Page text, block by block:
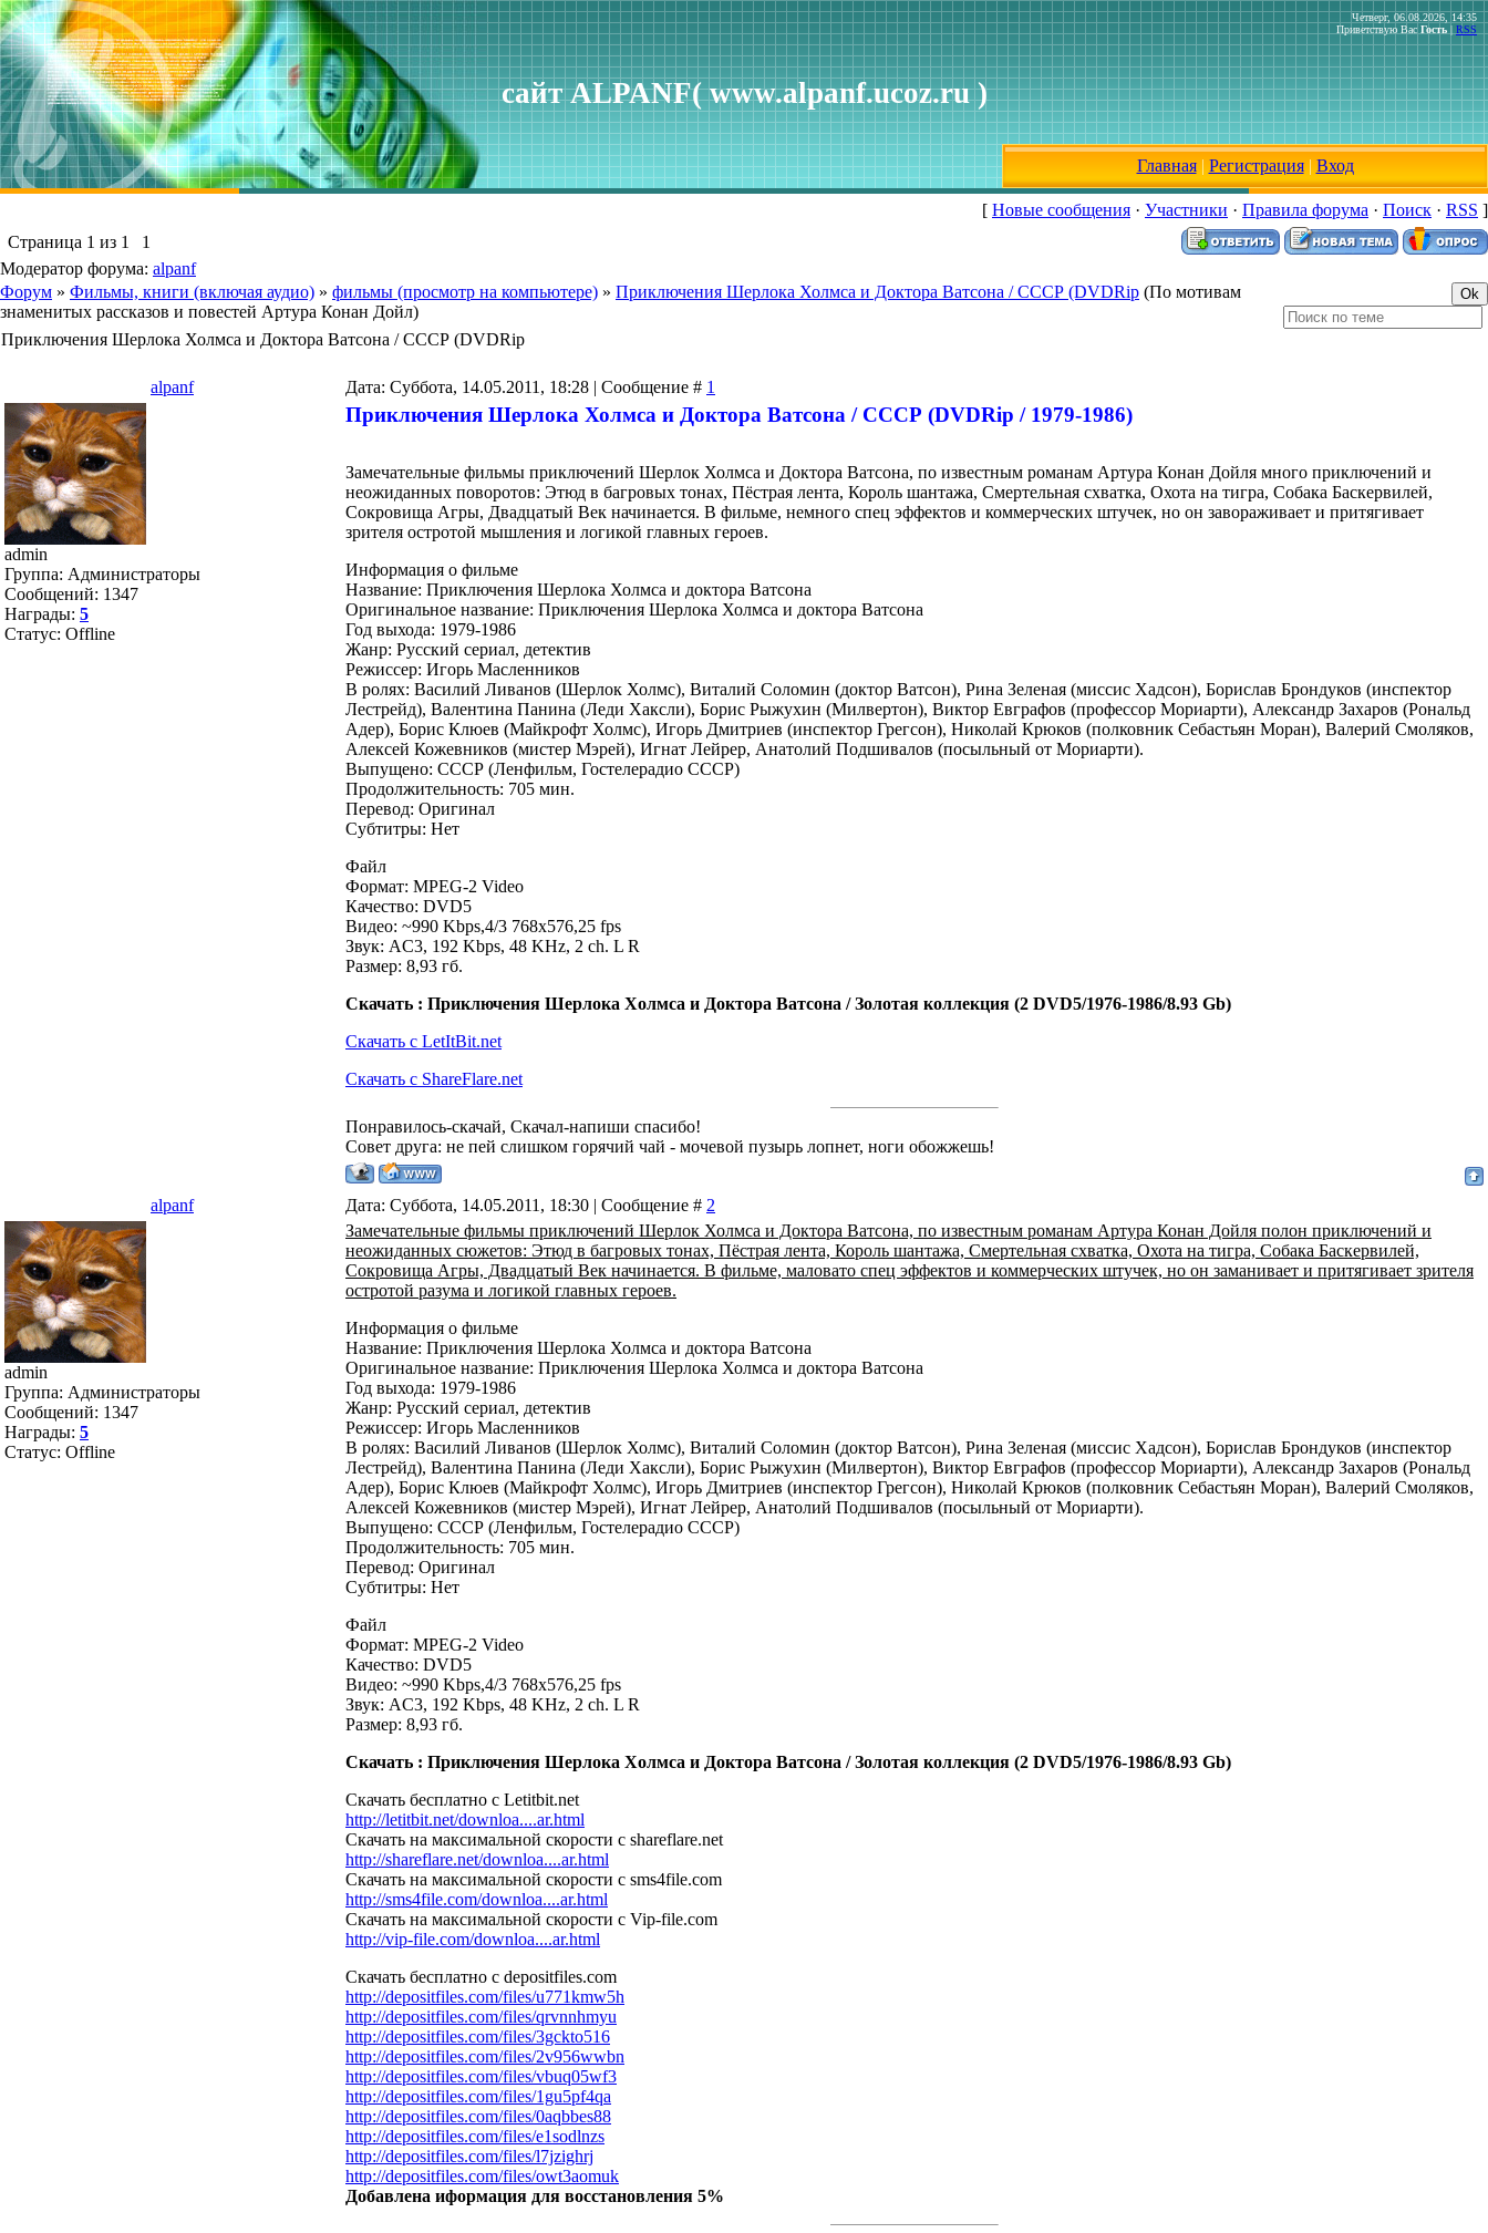
сайт ALPANF( www.alpanf.ucoz.ru )
Четверг, 06.08.2026, 14:35
Приветствую Вас Гость | RSS
Главная| Регистрация| Вход
[ Новые сообщения · Участники · Правила форума · Поиск · RSS ]
Страница 1 из 1
1
Модератор форума: alpanf
Форум » Фильмы, книги (включая аудио) » фильмы (просмотр на компьютере) » Пpиключения Шерлока Холмса и Доктора Ватсона / ССCР (DVDRip (По мотивам
знаменитых рассказов и повестей Артура Конан Дойл)
Пpиключения Шерлока Холмса и Доктора Ватсона / ССCР (DVDRip
alpanf Дата: Суббота, 14.05.2011, 18:28 | Сообщение # 1
admin
Группа: Администраторы
Сообщений: 1347
Награды: 5
Статус: Offline
Пpиключения Шерлока Холмса и Доктора Ватсона / ССCР (DVDRip / 1979-1986)
Замечательные фильмы приключений Шерлок Холмса и Доктора Ватсона, по известным романам Артура Конан Дойля много приключений и
неожиданных поворотов: Этюд в багровых тонах, Пёстрая лента, Король шантажа, Смертельная схватка, Охота на тигра, Собака Баскервилей,
Сокровища Агры, Двадцатый Век начинается. В фильме, немного спец эффектов и коммерческих штучек, но он завораживает и притягивает
зрителя остротой мышления и логикой главных героев.
Информация о фильме
Название: Приключения Шерлока Холмса и доктора Ватсона
Оригинальное название: Приключения Шерлока Холмса и доктора Ватсона
Год выхода: 1979-1986
Жанр: Русский сериал, детектив
Режиссер: Игорь Масленников
В ролях: Василий Ливанов (Шерлок Холмс), Виталий Соломин (доктор Ватсон), Рина Зеленая (миссис Хадсон), Борислав Брондуков (инспектор
Лестрейд), Валентина Панина (Леди Хаксли), Борис Рыжухин (Милвертон), Виктор Евграфов (профессор Мориарти), Александр Захаров (Рональд
Адер), Борис Клюев (Майкрофт Холмс), Игорь Дмитриев (инспектор Грегсон), Николай Крюков (полковник Себастьян Моран), Валерий Смоляков,
Алексей Кожевников (мистер Мэрей), Игнат Лейрер, Анатолий Подшивалов (посыльный от Мориарти).
Выпущено: СССР (Ленфильм, Гостелерадио СССР)
Продолжительность: 705 мин.
Перевод: Оригинал
Субтитры: Нет
Файл
Формат: MPEG-2 Video
Качество: DVD5
Видео: ~990 Kbps,4/3 768x576,25 fps
Звук: AC3, 192 Kbps, 48 KHz, 2 ch. L R
Размер: 8,93 гб.
Скачать : Приключeния Шерлока Холмса и Доктора Ватсона / Золотaя коллекция (2 DVD5/1976-1986/8.93 Gb)
Скачать с LetItBit.net
Скачать с ShareFlare.net
Понравилось-скачай, Скачал-напиши спасибо!
Совет друга: не пей слишком горячий чай - мочевой пузырь лопнет, ноги обожжешь!
alpanf Дата: Суббота, 14.05.2011, 18:30 | Сообщение # 2
admin
Группа: Администраторы
Сообщений: 1347
Награды: 5
Статус: Offline
Замечательные фильмы приключений Шерлок Холмса и Доктора Ватсона, по известным романам Артура Конан Дойля полон приключений и
неожиданных сюжетов: Этюд в багровых тонах, Пёстрая лента, Король шантажа, Смертельная схватка, Охота на тигра, Собака Баскервилей,
Сокровища Агры, Двадцатый Век начинается. В фильме, маловато спец эффектов и коммерческих штучек, но он заманивает и притягивает зрителя
остротой разума и логикой главных героев.
Информация о фильме
Название: Приключения Шерлока Холмса и доктора Ватсона
Оригинальное название: Приключения Шерлока Холмса и доктора Ватсона
Год выхода: 1979-1986
Жанр: Русский сериал, детектив
Режиссер: Игорь Масленников
В ролях: Василий Ливанов (Шерлок Холмс), Виталий Соломин (доктор Ватсон), Рина Зеленая (миссис Хадсон), Борислав Брондуков (инспектор
Лестрейд), Валентина Панина (Леди Хаксли), Борис Рыжухин (Милвертон), Виктор Евграфов (профессор Мориарти), Александр Захаров (Рональд
Адер), Борис Клюев (Майкрофт Холмс), Игорь Дмитриев (инспектор Грегсон), Николай Крюков (полковник Себастьян Моран), Валерий Смоляков,
Алексей Кожевников (мистер Мэрей), Игнат Лейрер, Анатолий Подшивалов (посыльный от Мориарти).
Выпущено: СССР (Ленфильм, Гостелерадио СССР)
Продолжительность: 705 мин.
Перевод: Оригинал
Субтитры: Нет
Файл
Формат: MPEG-2 Video
Качество: DVD5
Видео: ~990 Kbps,4/3 768x576,25 fps
Звук: AC3, 192 Kbps, 48 KHz, 2 ch. L R
Размер: 8,93 гб.
Скачать : Приключения Шeрлока Холмса и Доктора Ватсона / Золотая коллекция (2 DVD5/1976-1986/8.93 Gb)
Скачать бесплатно с Letitbit.net
http://letitbit.net/downloa....ar.html
Скачать на максимальной скорости с shareflare.net
http://shareflare.net/downloa....ar.html
Скачать на максимальной скорости с sms4file.com
http://sms4file.com/downloa....ar.html
Скачать на максимальной скорости с Vip-file.com
http://vip-file.com/downloa....ar.html
Скачать бесплатно с depositfiles.com
http://depositfiles.com/files/u771kmw5h
http://depositfiles.com/files/qrvnnhmyu
http://depositfiles.com/files/3gckto516
http://depositfiles.com/files/2v956wwbn
http://depositfiles.com/files/vbuq05wf3
http://depositfiles.com/files/1gu5pf4qa
http://depositfiles.com/files/0aqbbes88
http://depositfiles.com/files/e1sodlnzs
http://depositfiles.com/files/l7jzighrj
http://depositfiles.com/files/owt3aomuk
Добавлена иформация для восстановления 5%